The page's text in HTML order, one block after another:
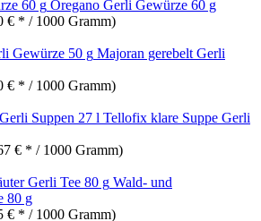
Oregano Gerli Gewürze 60 g
€ * / 1000 Gramm)
Majoran gerebelt Gerli
€ * / 1000 Gramm)
Tellofix klare Suppe Gerli
€ * / 1000 Gramm)
Wald- und
80 g
€ * / 1000 Gramm)